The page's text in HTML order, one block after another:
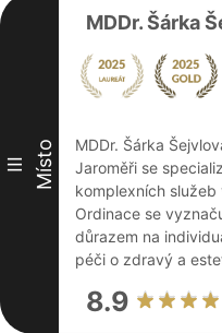
III Místo
MDDr. Šárka
MDDr. Šárka
Jaroměři se
komplexních
Ordinace se
důrazem na
péči o zdravý a
8.9